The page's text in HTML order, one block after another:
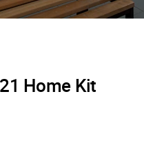
Home Kit